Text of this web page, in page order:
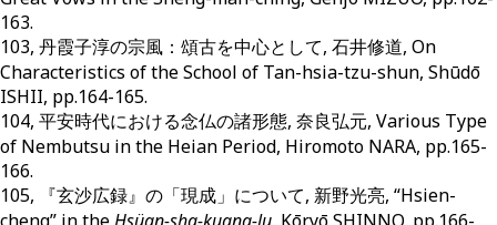
163.
103, 丹霞子淳の宗風：頌古を中心として, 石井修道, On
Characteristics of the School of Tan-hsia-tzu-shun, Shūdō
ISHII, pp.164-165.
104, 平安時代における念仏の諸形態, 奈良弘元, Various Type
of Nembutsu in the Heian Period, Hiromoto NARA, pp.165-
166.
105, 『玄沙広録』の「現成」について, 新野光亮, “Hsien-